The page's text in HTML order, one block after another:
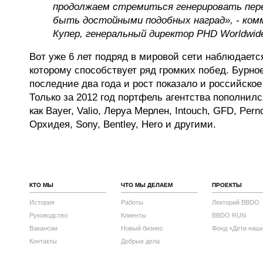
продолжаем стремиться генерировать
быть достойными подобных наград», -
Купер, генеральный директор PHD
Вот уже 6 лет подряд в мировой сети
которому способствует ряд громких побед.
последние два года и рост показало и
Только за 2012 год портфель агентства
как Bayer, Valio, Леруа Мерлен, Intouch, GFD,
Орхидея, Sony, Bentley, Hero и другими.
КТО МЫ
История
Руководство
Вакансии
Контакты
ЧТО МЫ ДЕЛАЕМ
Работы
Клиенты
Новый бизнес
Добрые дела
ПРОЕКТЫ
Лекторий BBDO
BBDO RUN
Фонд «Дети